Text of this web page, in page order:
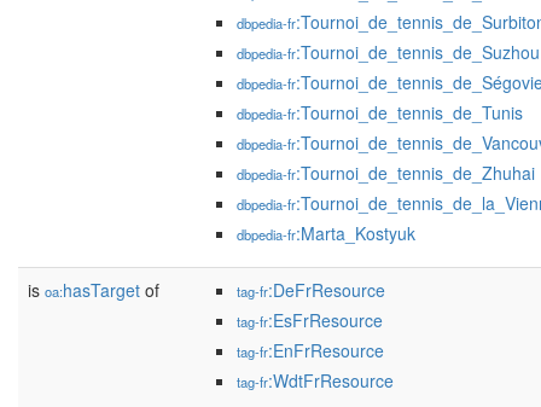
dbpedia-fr
dbpedia-fr:Tournoi_de_tennis_de_Suzhou
dbpedia-fr
dbpedia-fr:Tournoi_de_tennis_de_Tunis
dbpedia-fr
dbpedia-fr:Tournoi_de_tennis_de_Zhuhai
dbpedia-fr
dbpedia-fr:Marta_Kostyuk
is oa:hasTarget of tag-fr:DeFrResource
tag-fr:EsFrResource
tag-fr:EnFrResource
tag-fr:WdtFrResource